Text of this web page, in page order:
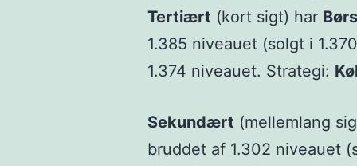
Tertiært (kort sigt) har
1.385 niveauet (solgt i
1.374 niveauet. Strategi:
Sekundært (mellemlang
bruddet af 1.302 niveauet